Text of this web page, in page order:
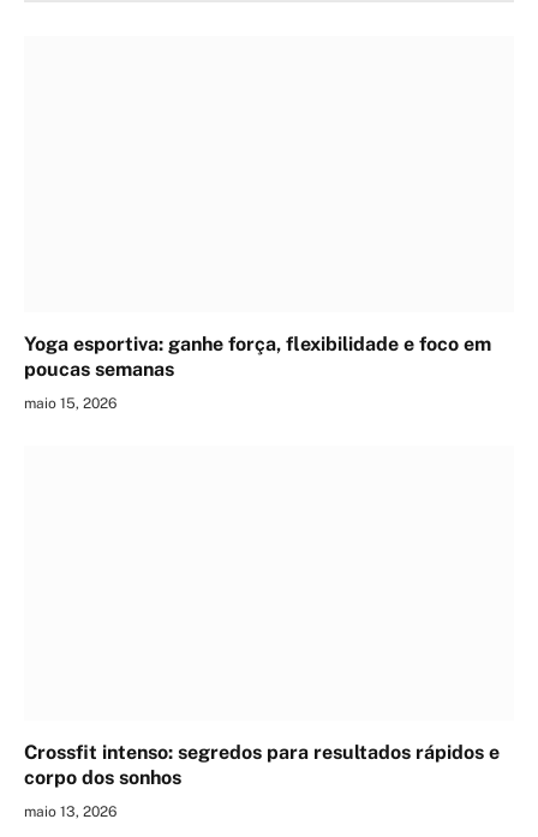
Yoga esportiva: ganhe força, flexibilidade e foco em
poucas semanas
maio 15, 2026
Crossfit intenso: segredos para resultados rápidos e
corpo dos sonhos
maio 13, 2026